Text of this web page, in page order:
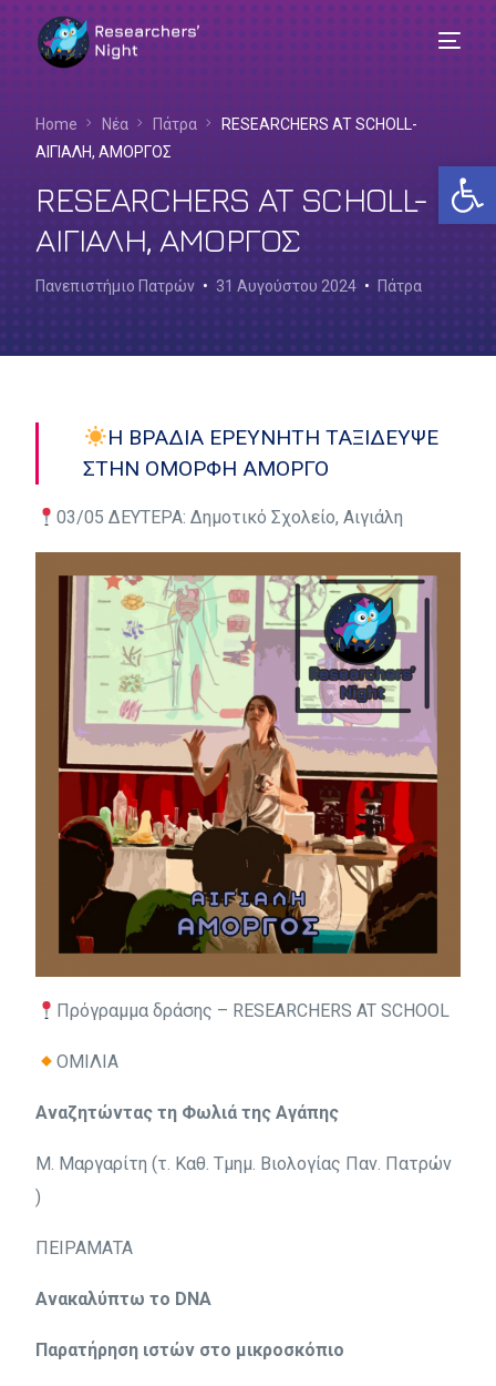
Home Νέα Πάτρα
RESEARCHERS AT SCHOLL-
ΑΙΓΙΑΛΗ, ΑΜΟΡΓΟΣ
RESEARCHERS AT SCHOLL-
ΑΙΓΙΑΛΗ, ΑΜΟΡΓΟΣ
Πανεπιστήμιο Πατρών 31 Αυγούστου 2024 Πάτρα
Η ΒΡΑΔΙΑ ΕΡΕΥΝΗΤΗ ΤΑΞΙΔΕΥΨΕ
ΣΤΗΝ ΟΜΟΡΦΗ ΑΜΟΡΓΟ
03/05 ΔΕΥΤΕΡΑ: Δημοτικό Σχολείο, Αιγιάλη
Πρόγραμμα δράσης – RESEARCHERS AT SCHOOL
ΟΜΙΛΙΑ
Αναζητώντας τη Φωλιά της Αγάπης
Μ. Μαργαρίτη (τ. Καθ. Τμημ. Βιολογίας Παν. Πατρών
)
ΠΕΙΡΑΜΑΤΑ
Ανακαλύπτω το DNA
Παρατήρηση ιστών στο μικροσκόπιο
Ελληνικά